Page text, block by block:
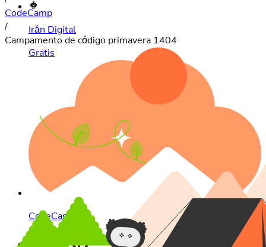
Irán Digital
Gratis
CodeCamp
CodeCamp
/
Campamento de código primavera 1404